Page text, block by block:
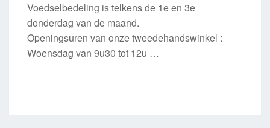
Voedselbedeling is telkens de 1e en 3e
donderdag van de maand.
Openingsuren van onze tweedehandswinkel :
Woensdag van 9u30 tot 12u …